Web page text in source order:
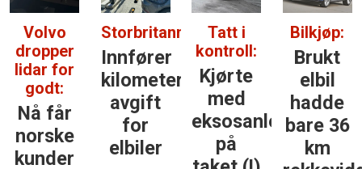
Volvo
dropper
lidar for
godt:
Nå får
norske
kunder
Storbritannia:
Innfører
kilometer­
avgift
for
elbiler
Tatt i
kontroll:
Kjørte
med
eksosanlegget
på
Bilkjøp:
Brukt
elbil
hadde
bare 36
km